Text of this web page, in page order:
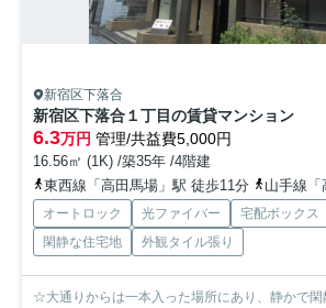
新宿区下落合
新宿区下落合１丁目の賃貸マンション
6.3万円 管理/共益費5,000円
16.56㎡ (1K) /築35年 /4階建
東西線「高田馬場」駅 徒歩11分
山手線「
オートロック 光ファイバー 宅配ボックス
閑静な住宅地
外観タイル張り
☆大通りからは一本入った場所にあり、静かで閑